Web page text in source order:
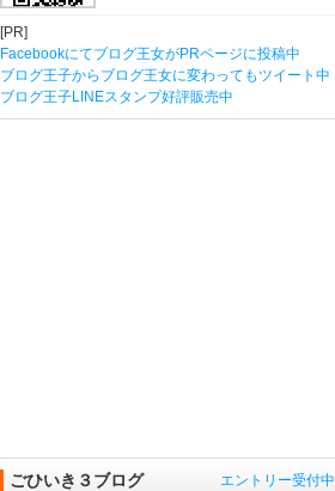
[PR]
Facebookにてブログ王女がPRページに投稿中
ブログ王子からブログ王女に変わってもツイート中
ブログ王子LINEスタンプ好評販売中
エントリー受付中
ごひいき３ブログ